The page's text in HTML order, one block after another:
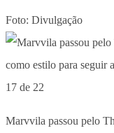
Foto: Divulgação
17 de 22
Marvvila passou pelo